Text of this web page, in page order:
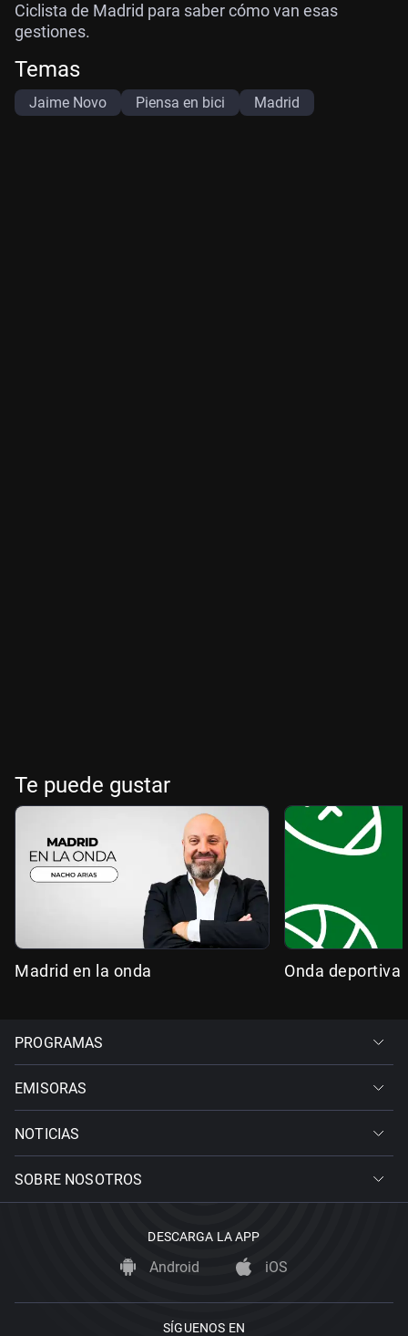
Ciclista de Madrid para saber cómo van esas
gestiones.
Temas
Jaime Novo Piensa en bici Madrid
Te puede gustar
Madrid en la onda Onda deportiva
PROGRAMAS
EMISORAS
NOTICIAS
SOBRE NOSOTROS
DESCARGA LA APP
Android iOS
SÍGUENOS EN